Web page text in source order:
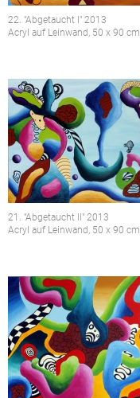
22. "Abgetaucht I" 2013
Acryl auf Leinwand, 50 x 90 cm
21. "Abgetaucht II" 2013
Acryl auf Leinwand, 50 x 90 cm